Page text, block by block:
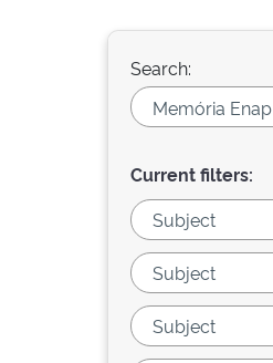
Search:
Current filters: